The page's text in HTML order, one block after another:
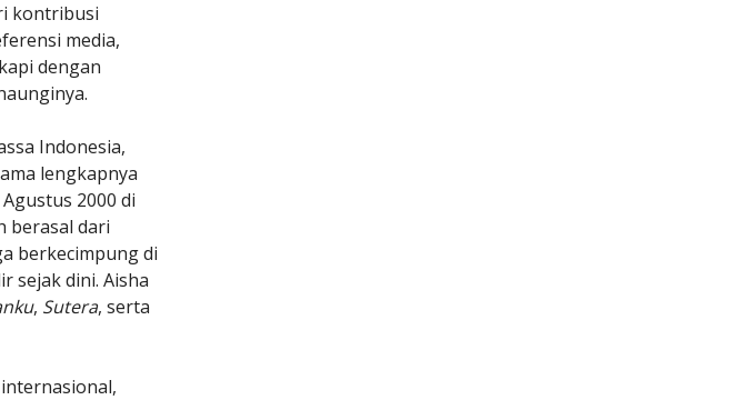
kontribusi
media,
dengan
Indonesia,
lengkapnya
2000 di
berasal dari
berkecimpung di
sejak dini. Aisha
, Sutera, serta